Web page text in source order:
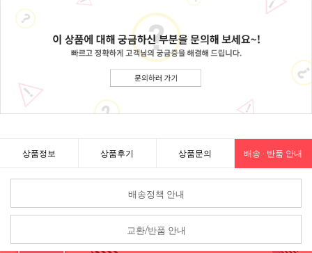
상품정보 상품후기 상품문의 배송 · 반품 안내
배송정책 안내
교환/반품 안내